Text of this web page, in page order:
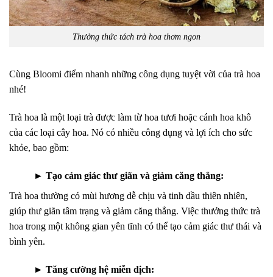
Thưởng thức tách trà hoa thơm ngon
Cùng Bloomi điểm nhanh những công dụng tuyệt vời của trà hoa
nhé!
Trà hoa là một loại trà được làm từ hoa tươi hoặc cánh hoa khô
của các loại cây hoa. Nó có nhiều công dụng và lợi ích cho sức
khỏe, bao gồm:
► Tạo cảm giác thư giãn và giảm căng thẳng:
Trà hoa thường có mùi hương dễ chịu và tinh dầu thiên nhiên,
giúp thư giãn tâm trạng và giảm căng thẳng. Việc thưởng thức trà
hoa trong một không gian yên tĩnh có thể tạo cảm giác thư thái và
bình yên.
► Tăng cường hệ miễn dịch: